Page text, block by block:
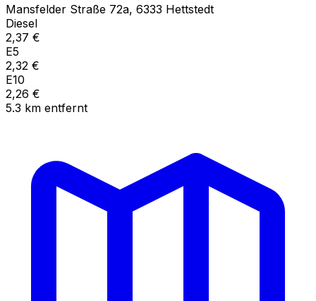
Mansfelder Straße 72a, 6333 Hettstedt
Diesel
2,37 €
E5
2,32 €
E10
2,26 €
5.3 km entfernt